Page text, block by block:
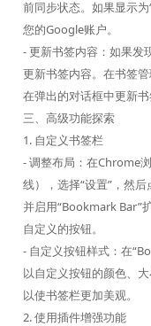
前同步状态。如果显示
您的Google账户。
- 更新书签内容：如果发
更新书签内容。在书签
在弹出的对话框中更新书
三、高级功能探索
1. 自定义书签栏
- 调整布局：在Chrome
线），选择“设置”，然
并启用“Bookmark Bar”
自定义的按钮。
- 自定义按钮样式：在
以自定义按钮的颜色、
以使书签栏更加美观。
2. 使用插件增强功能